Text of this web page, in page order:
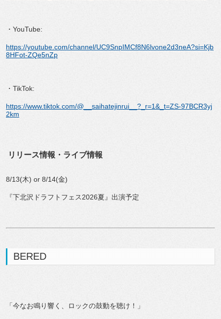
・YouTube:
https://youtube.com/channel/UC9SnpIMCf8N6lvone2d3neA?si=Kjb
8HFot-ZQe5nZp
・TikTok:
https://www.tiktok.com/@__saihatejinrui__?_r=1&_t=ZS-97BCR3yj
2km
リリース情報・ライブ情報
8/13(木) or 8/14(金)
『下北沢ドラフトフェス2026夏』出演予定
BERED
「今なお鳴り響く、ロックの鼓動を聴け！」